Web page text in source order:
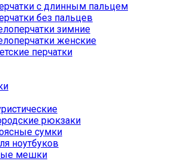
с длинным пальцем
без пальцев
зимние
женские
перчатки
рюкзаки
сумки
ноутбуков
мешки